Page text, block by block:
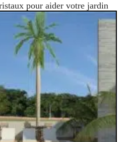
pour aider votre jardin